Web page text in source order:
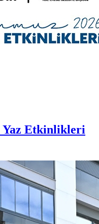
Yaz Etkinlikleri